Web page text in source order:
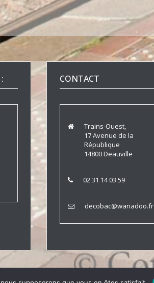
CONTACT
Trains-Ouest,
17 Avenue de la
République
14800 Deauville
02 31 14 03 59
decobac@wanadoo.fr